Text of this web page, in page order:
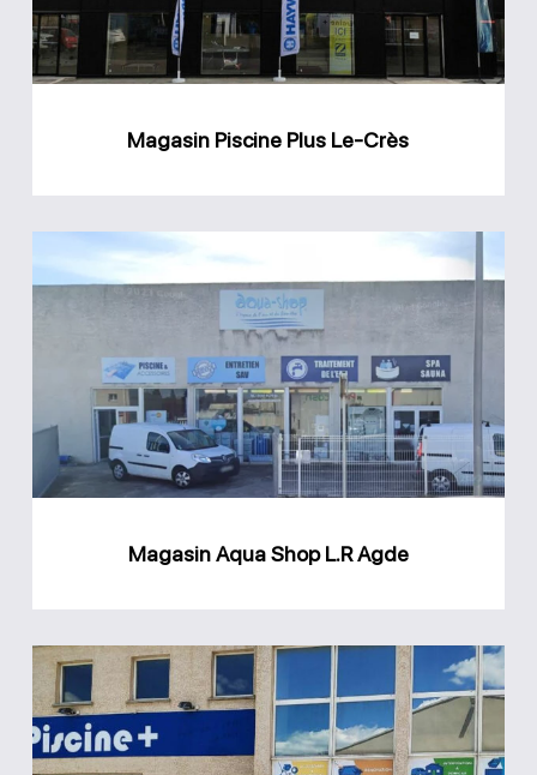
Magasin Piscine Plus Le-Crès
Aqua
Shop
L.R
Agde
Magasin Aqua Shop L.R Agde
Magasin
Piscine
Plus